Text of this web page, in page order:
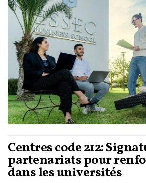
Centres code 212:
partenariats pour
dans les universités